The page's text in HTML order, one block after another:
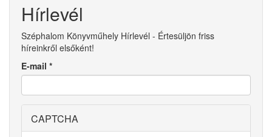
Hírlevél
Széphalom Könyvműhely Hírlevél - Értesüljön friss
híreinkről elsőként!
E-mail *
CAPTCHA